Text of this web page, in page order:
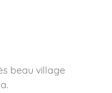
beau village